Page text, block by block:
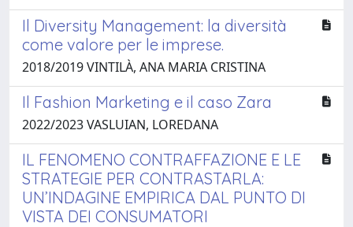
Il Diversity Management: la diversità
come valore per le imprese.
2018/2019 VINTILÀ, ANA MARIA CRISTINA
Il Fashion Marketing e il caso Zara
2022/2023 VASLUIAN, LOREDANA
IL FENOMENO CONTRAFFAZIONE E LE
STRATEGIE PER CONTRASTARLA:
UN’INDAGINE EMPIRICA DAL PUNTO DI
VISTA DEI CONSUMATORI